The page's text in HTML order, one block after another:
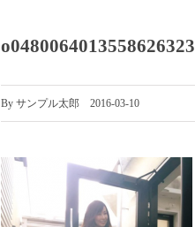
o0480064013558626323
By サンプル太郎 2016-03-10